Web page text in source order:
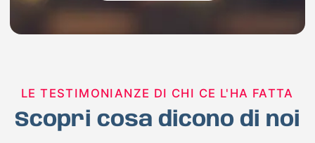
LE TESTIMONIANZE DI CHI CE L'HA FATTA
Scopri cosa dicono di noi